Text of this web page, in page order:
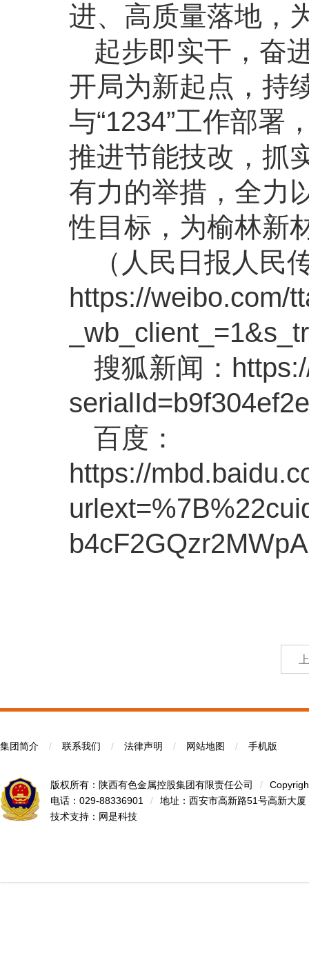
进、高质量落地，
起步即实干，奋
开局为新起点，持
与“1234”工作部署
推进节能技改，抓
有力的举措，全力
性目标，为榆林新
（人民日报人民
https://weibo.com/
搜狐新闻：
百度：
https://
集团简介 / 联系我们 / 法律声明 / 网站地图 / 手机版
版权所有：陕西有色金属控股集团有限责任公司 /
电话：029-88336901
/
地址：西安市高新路51号高新大厦
技术支持： 网是科技